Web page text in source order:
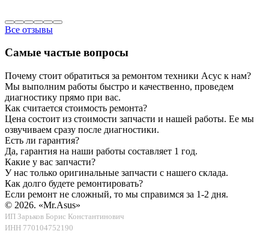
Все отзывы
Самые частые вопросы
Почему стоит обратиться за ремонтом техники Асус к нам?
Мы выполним работы быстро и качественно, проведем
диагностику прямо при вас.
Как считается стоимость ремонта?
Цена состоит из стоимости запчасти и нашей работы. Ее мы
озвучиваем сразу после диагностики.
Есть ли гарантия?
Да, гарантия на наши работы составляет 1 год.
Какие у вас запчасти?
У нас только оригинальные запчасти с нашего склада.
Как долго будете ремонтировать?
Если ремонт не сложный, то мы справимся за 1-2 дня.
© 2026. «Mr.Asus»
ИП Зарьков Борис Константинович
ИНН 770104752190